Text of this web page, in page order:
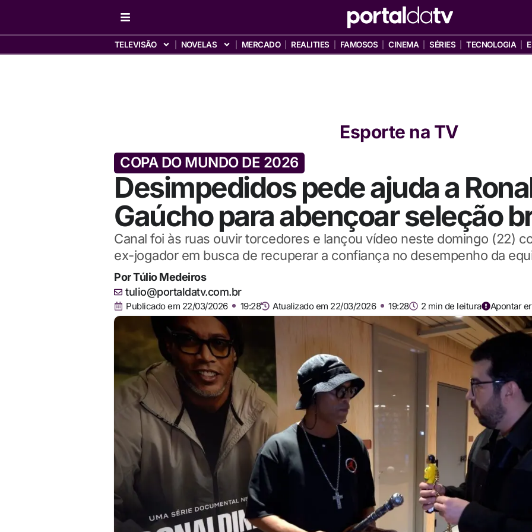
TELEVISÃO NOVELAS MERCADO REALITIES FAMOSOS CINEMA SÉRIES TECNOLOGIA
Esporte na TV
COPA DO MUNDO DE 2026
Desimpedidos pede ajuda a
Gaúcho para abençoar seleção
Canal foi às ruas ouvir torcedores e lançou vídeo neste domingo (22)
ex-jogador em busca de recuperar a confiança no desempenho da
PorTúlio Medeiros
tulio@portaldatv.com.br
Publicado em 22/03/2026 19:28 Atualizado em 22/03/2026 19:28 2 min de leitura Apontar